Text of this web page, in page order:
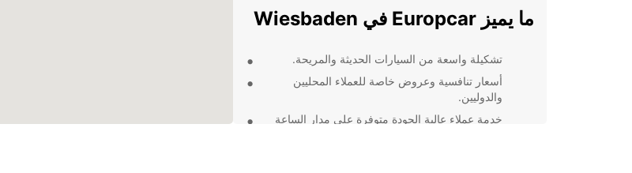
ما يميز Europcar في Wiesbaden
تشكيلة واسعة من السيارات الحديثة والمريحة.
أسعار تنافسية وعروض خاصة للعملاء المحليين
والدوليين.
خدمة عملاء عالية الجودة متوفرة على مدار الساعة